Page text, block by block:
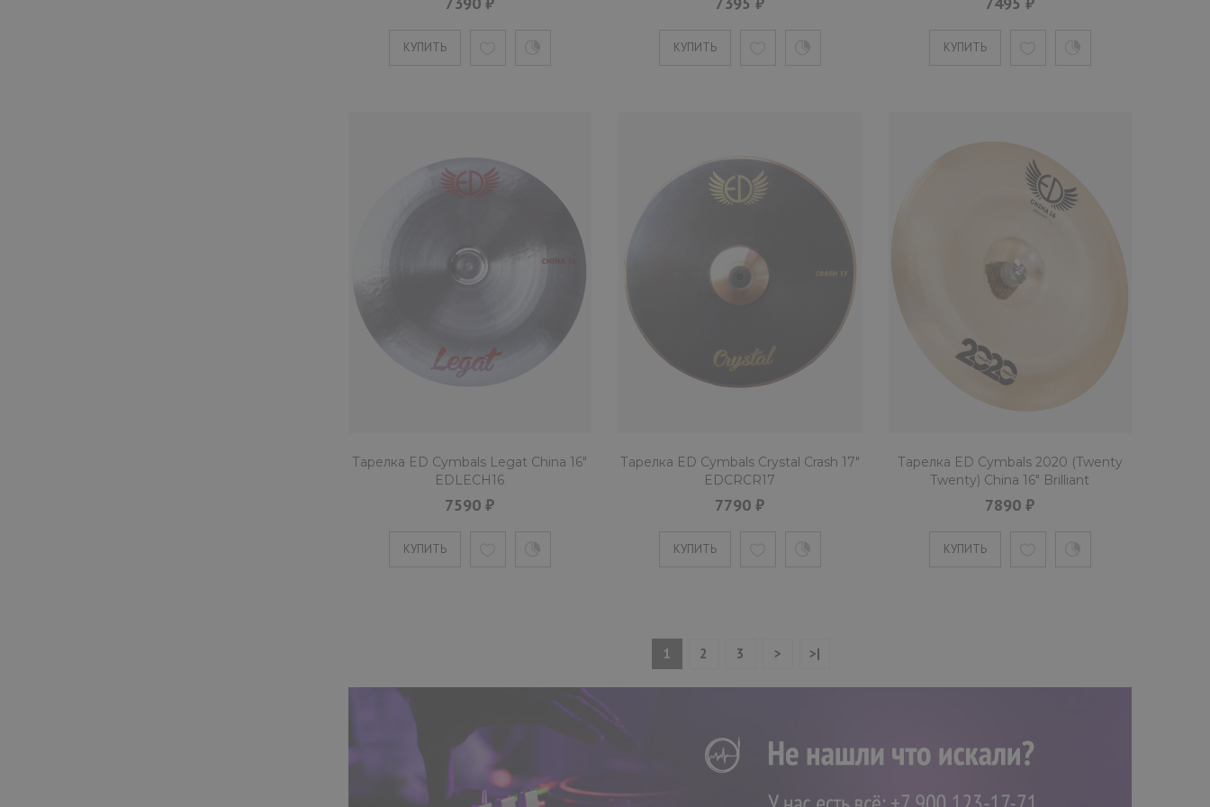
Тарелка ED Cymbals 2020 (Twenty Twenty) Splash 12" Brilliant
ED2020SP12BR
Бронзовая тарелка 12 дюймов "сплэш" от мастерской Egorov & Dukhan из сплава CuSn20.
КУПИТЬ
ED2020SP11BR
КУПИТЬ КУПИТЬ КУПИТЬ
Тарелка ED Cymbals Legat China 16"
EDLECH16
7590 ₽
КУПИТЬ
Тарелка ED Cymbals Crystal Crash 17"
EDCRCR17
7790 ₽
КУПИТЬ
Тарелка ED Cymbals 2020 (Twenty
Twenty) China 16" Brilliant
ED2020CH16BR
7890 ₽
КУПИТЬ
1 2 3 > >|